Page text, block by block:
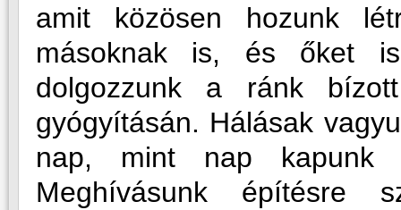
amit közösen hozunk
másoknak is, és őket
dolgozzunk a ránk
gyógyításán. Hálásak
nap, mint nap kapunk
Meghívásunk építésre